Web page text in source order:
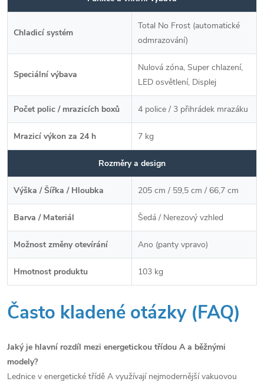
Chladicí systém
Total No Frost (automatické
odmrazování)
Speciální výbava
Nulová zóna, Super chlazení,
LED osvětlení, Displej
Počet polic / mrazicích boxů 4 police / 3 přihrádek mrazáku
Mrazicí výkon za 24 h 7 kg
Rozměry a design
Výška / Šířka / Hloubka 205 cm / 59,5 cm / 66,7 cm
Barva / Materiál Šedá / Nerezový vzhled
Možnost změny otevírání Ano (panty vpravo)
Hmotnost produktu 103 kg
Často kladené otázky (FAQ)
Jaký je hlavní rozdíl mezi energetickou třídou A a běžnými
modely?
Lednice v energetické třídě A využívají nejmodernější vakuovou